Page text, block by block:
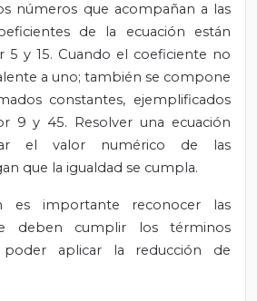
números que acompañan a las
de la ecuación están
5 y 15. Cuando el coeficiente no
a uno; también se compone
constantes, ejemplificados
9 y 45. Resolver una ecuación
el valor numérico de las
que la igualdad se cumpla.
es importante reconocer las
deben cumplir los términos
poder aplicar la reducción de